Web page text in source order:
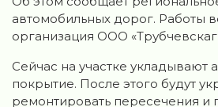
автомобильных дорог. Работы
организация ООО
Сейчас на участке укладывают
покрытие. После этого будут
ремонтировать пересечения и